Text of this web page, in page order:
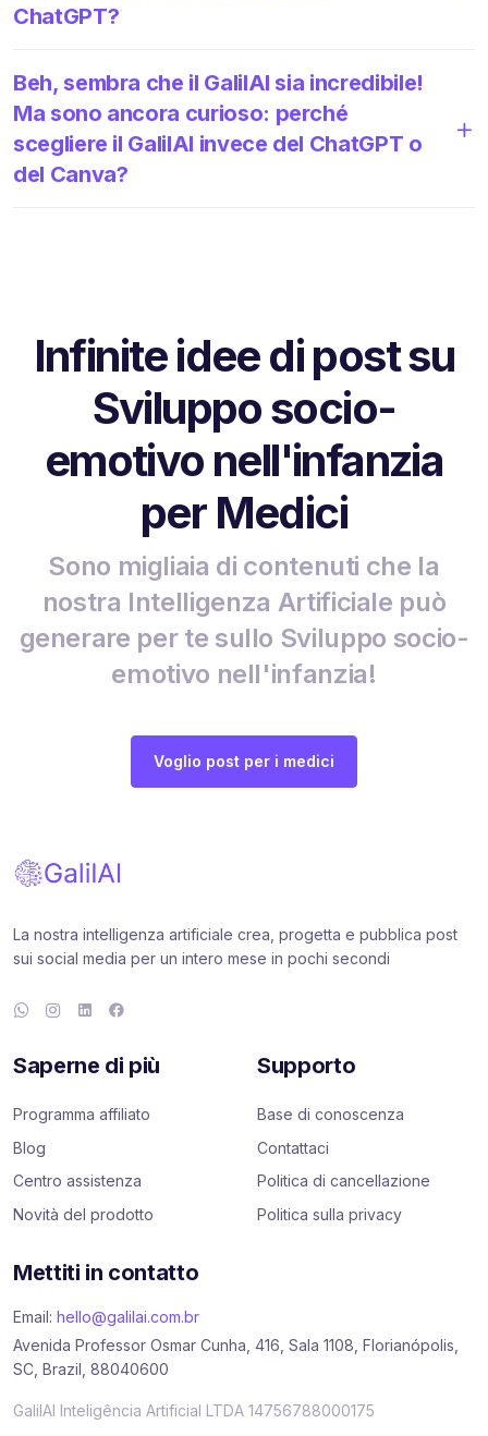
ChatGPT?
Beh, sembra che il GalilAI sia incredibile!
Ma sono ancora curioso: perché
scegliere il GalilAI invece del ChatGPT o
del Canva?
Infinite idee di post su
Sviluppo socio-
emotivo nell'infanzia
per Medici
Sono migliaia di contenuti che la
nostra Intelligenza Artificiale può
generare per te sullo Sviluppo socio-
emotivo nell'infanzia!
Voglio post per i medici
La nostra intelligenza artificiale crea, progetta e pubblica post
sui social media per un intero mese in pochi secondi
Saperne di più
Programma affiliato
Blog
Centro assistenza
Novità del prodotto
Supporto
Base di conoscenza
Contattaci
Politica di cancellazione
Politica sulla privacy
Mettiti in contatto
Email: hello@galilai.com.br
Avenida Professor Osmar Cunha, 416, Sala 1108, Florianópolis,
SC, Brazil, 88040600
GalilAI Inteligência Artificial LTDA 14756788000175